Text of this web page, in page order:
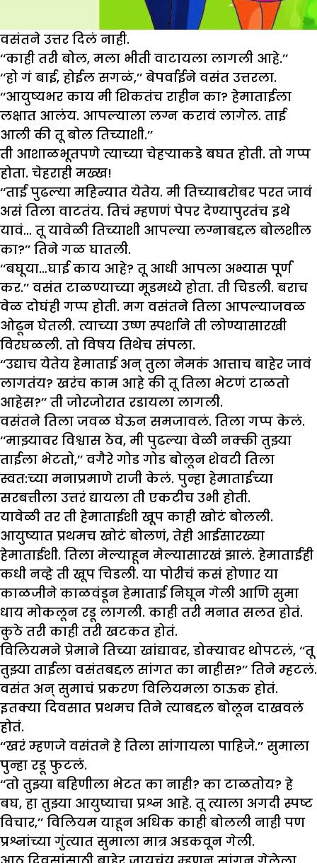
वसंतने उत्तर दिलं नाही.
‘‘काही तरी बोल, मला भीती वाटायला लागली आहे.’’
‘‘हो गं बाई, होईल सगळं,’’ बेपर्वाईने वसंत उत्तरला.
‘‘आयुष्यभर काय मी शिकतंच राहीन का? हेमाताईला
लक्षात आलंय. आपल्याला लग्न करावं लागेल. ताई
आली की तू बोल तिच्याशी.’’
ती आशाळभूतपणे त्याच्या चेहऱ्याकडे बघत होती. तो गप्प
होता. चेहराही मख्ख!
‘‘ताई पुढल्या महिन्यात येतेय. मी तिच्याबरोबर परत जावं
असं तिला वाटतंय. तिचं म्हणणं पेपर देण्यापुरतंच इथे
यावं… तू यावेळी तिच्याशी आपल्या लग्नाबद्दल बोलशील
का?’’ तिने गळ घातली.
‘‘बघूया…घाई काय आहे? तू आधी आपला अभ्यास पूर्ण
कर.’’ वसंत टाळण्याच्या मूडमध्ये होता. ती चिडली. बराच
वेळ दोघंही गप्प होती. मग वसंतने तिला आपल्याजवळ
ओढून घेतली. त्याच्या उष्ण स्पर्शाने ती लोण्यासारखी
विरघळली. तो विषय तिथेच संपला.
‘‘उद्याच येतेय हेमाताई अन् तुला नेमकं आत्ताच बाहेर जावं
लागतंय? खरंच काम आहे की तू तिला भेटणं टाळतो
आहेस?’’ ती जोरजोरात रडायला लागली.
वसंतने तिला जवळ घेऊन समजावलं. तिला गप्प केलं.
‘‘माझ्यावर विश्वास ठेव, मी पुढल्या वेळी नक्की तुझ्या
ताईला भेटतो,’’ वगैरे गोड गोड बोलून शेवटी तिला
स्वत:च्या मनाप्रमाणे राजी केलं. पुन्हा हेमाताईच्या
सरबत्तीला उत्तरं द्यायला ती एकटीच उभी होती.
यावेळी तर ती हेमाताईशी खूप काही खोटं बोलली.
आयुष्यात प्रथमच खोटं बोलणं, तेही आईसारख्या
हेमाताईशी. तिला मेल्याहून मेल्यासारखं झालं. हेमाताईही
कधी नव्हे ती खूप चिडली. या पोरीचं कसं होणार या
काळजीने काळवंडून हेमाताई निघून गेली आणि सुमा
धाय मोकलून रडू लागली. काही तरी मनात सलत होतं.
कुठे तरी काही तरी खटकत होतं.
विलियमने प्रेमाने तिच्या खांद्यावर, डोक्यावर थोपटलं, ‘‘तू
तुझ्या ताईला वसंतबद्दल सांगत का नाहीस?’’ तिने म्हटलं.
वसंत अन् सुमाचं प्रकरण विलियमला ठाऊक होतं.
इतक्या दिवसात प्रथमच तिने त्याबद्दल बोलून दाखवलं
होतं.
‘‘खरं म्हणजे वसंतने हे तिला सांगायला पाहिजे.’’ सुमाला
पुन्हा रडू फुटलं.
‘‘तो तुझ्या बहिणीला भेटत का नाही? का टाळतोय? हे
बघ, हा तुझ्या आयुष्याचा प्रश्न आहे. तू त्याला अगदी स्पष्ट
विचार,’’ विलियम याहून अधिक काही बोलली नाही पण
प्रश्नांच्या गुंत्यात सुमाला मात्र अडकवून गेली.